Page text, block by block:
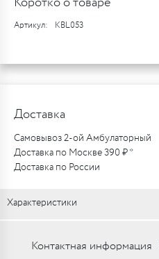
Артикул: KBL053
Доставка
Самовывоз 2-ой Амбулаторный
Доставка по Москве 390 ₽ *
Доставка по России
Характеристики
Контактная информация